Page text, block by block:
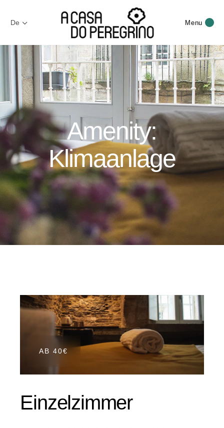
De Menu
Amenity:
Klimaanlage
AB 40€
Einzelzimmer